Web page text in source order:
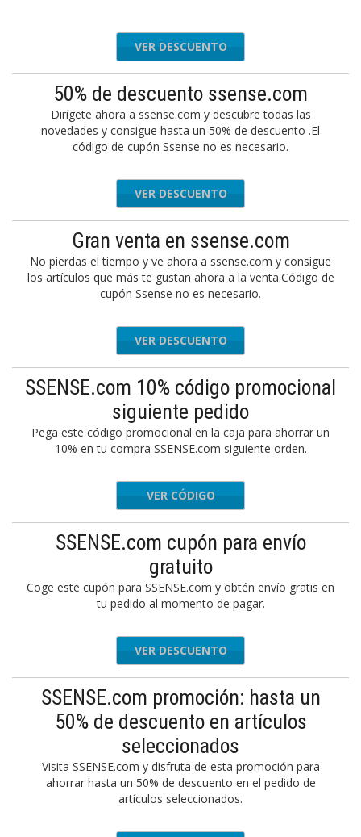
VER DESCUENTO
50% de descuento ssense.com
Dirígete ahora a ssense.com y descubre todas las
novedades y consigue hasta un 50% de descuento .El
código de cupón Ssense no es necesario.
VER DESCUENTO
Gran venta en ssense.com
No pierdas el tiempo y ve ahora a ssense.com y consigue
los artículos que más te gustan ahora a la venta.Código de
cupón Ssense no es necesario.
VER DESCUENTO
SSENSE.com 10% código promocional
siguiente pedido
Pega este código promocional en la caja para ahorrar un
10% en tu compra SSENSE.com siguiente orden.
SHOP10
VER CÓDIGO
SSENSE.com cupón para envío
gratuito
Coge este cupón para SSENSE.com y obtén envío gratis en
tu pedido al momento de pagar.
VER DESCUENTO
SSENSE.com promoción: hasta un
50% de descuento en artículos
seleccionados
Visita SSENSE.com y disfruta de esta promoción para
ahorrar hasta un 50% de descuento en el pedido de
artículos seleccionados.